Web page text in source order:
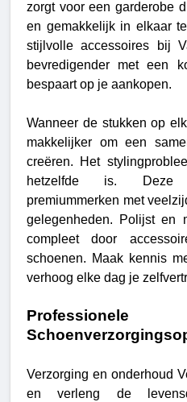
zorgt voor een garderobe
en gemakkelijk in elkaar
stijlvolle accessoires bij
bevredigender met een
bespaart op je aankopen.
Wanneer de stukken op
makkelijker om een
creëren. Het
hetzelfde is. Deze
premiummerken met
gelegenheden. Polijst en
compleet door
schoenen. Maak kennis
verhoog elke dag je
Professionele
Verzorging en onderhoud
en verleng de